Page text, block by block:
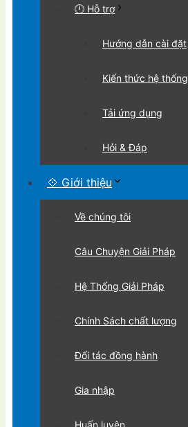
🕛 Hỗ trợ
Hướng dẫn cài đặt
Kiến thức hệ thống
Tải ứng dụng
Hỏi & Đáp
💠 Giới thiệu
Về chúng tôi
Câu Chuyện Giải Pháp
Hệ Thống Giải Pháp
Chính Sách chất lượng
Đối tác đồng hành
Gia nhập
Huấn luyện